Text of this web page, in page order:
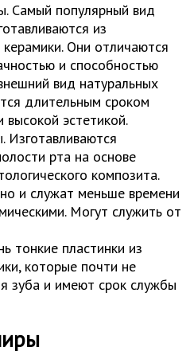
Самый популярный вид
из
Они отличаются
и способностью
вид натуральных
длительным сроком
эстетикой.
Изготавливаются
рта на основе
композита.
и служат меньше времени
Могут служить от
тонкие пластинки из
которые почти не
зуба и имеют срок службы